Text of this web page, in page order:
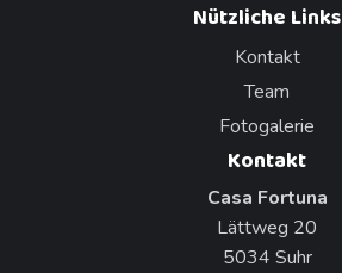
Nützliche Links
Kontakt
Team
Fotogalerie
Kontakt
Casa Fortuna
Lättweg 20
5034 Suhr